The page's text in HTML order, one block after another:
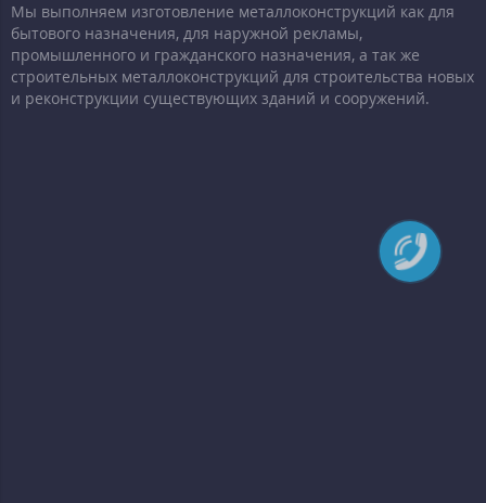
Мы выполняем изготовление металлоконструкций как для
бытового назначения, для наружной рекламы,
промышленного и гражданского назначения, а так же
строительных металлоконструкций для строительства новых
и реконструкции существующих зданий и сооружений.